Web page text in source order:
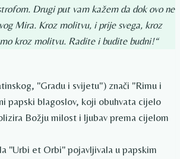
Drugi put vam kažem da dok ovo ne
Mira. Kroz molitvu, i prije svega, kroz
kroz molitvu. Radite i budite budni!“
"Gradu i svijetu") znači "Rimu i
papski blagoslov, koji obuhvata cijelo
Božju milost i ljubav prema cijelom
"Urbi et Orbi" pojavljivala u papskim